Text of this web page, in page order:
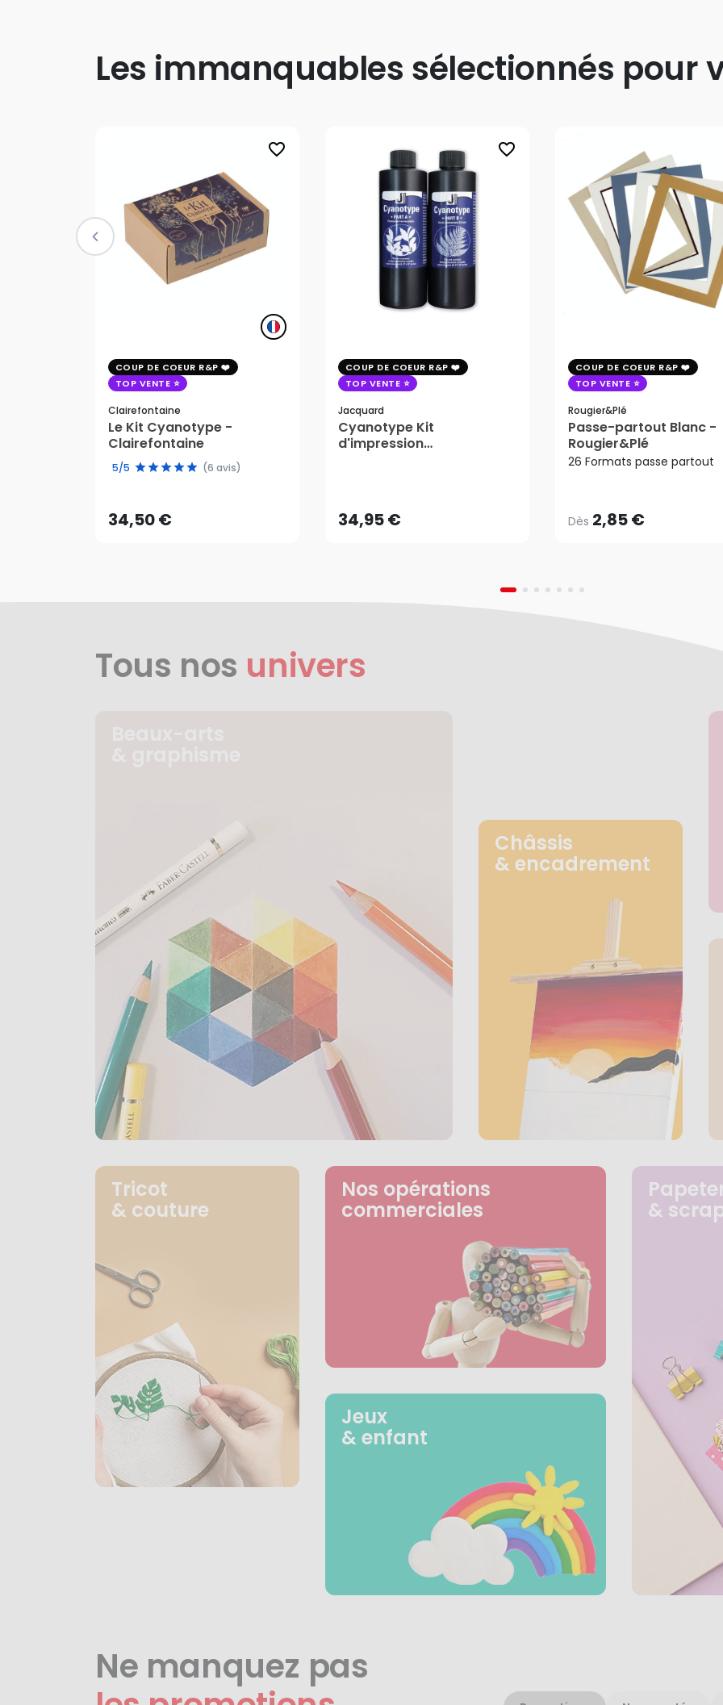
Les immanquables sélectionnés pour
favorite_border
COUP DE COEUR R&P
TOP VENTE
Clairefontaine
Le Kit Cyanotype -
Clairefontaine
5/5 (6 avis)
34,50 €
34,50 €
AJOUTER AU PANIER
favorite_border
COUP DE COEUR R&P
TOP VENTE
Jacquard
Cyanotype Kit
d'impression
34,95 €AJOUTER AU PANIER
COUP DE COEUR R&P
TOP VENTE
Rougier&plé
Passe-partout Blanc -
Rougier&Plé
26 Formats passe partout
Dès 2,85 €
Dès2,85 €
Tous nos univers
Châssis
& encadrement
Tricot
& couture
Nos opérations
commerciales
Jeux
& enfant
&
Ne manquez pas